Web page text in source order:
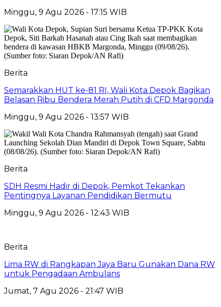
Minggu, 9 Agu 2026 - 17:15 WIB
Berita
Semarakkan HUT ke-81 RI, Wali Kota Depok Bagikan
Belasan Ribu Bendera Merah Putih di CFD Margonda
Minggu, 9 Agu 2026 - 13:57 WIB
Berita
SDH Resmi Hadir di Depok, Pemkot Tekankan
Pentingnya Layanan Pendidikan Bermutu
Minggu, 9 Agu 2026 - 12:43 WIB
Berita
Lima RW di Rangkapan Jaya Baru Gunakan Dana RW
untuk Pengadaan Ambulans
Jumat, 7 Agu 2026 - 21:47 WIB